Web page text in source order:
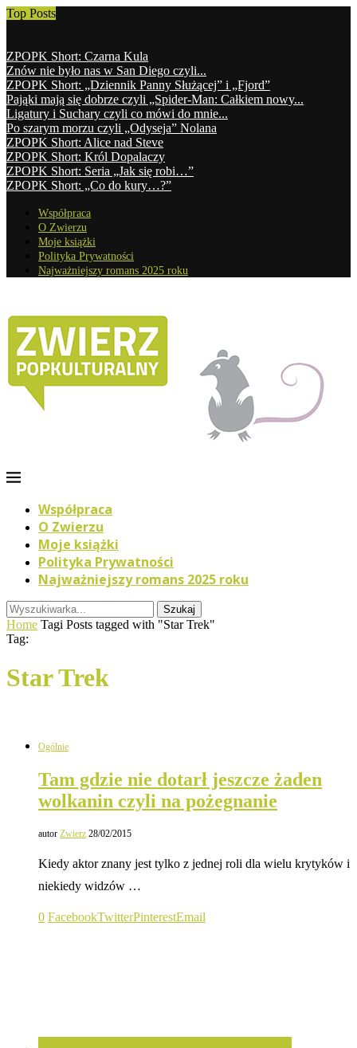
Top Posts
ZPOPK Short: Czarna Kula
Znów nie było nas w San Diego czyli...
ZPOPK Short: „Dziennik Panny Służącej” i „Fjord”
Pająki mają się dobrze czyli „Spider-Man: Całkiem nowy...
Ligatury i Suchary czyli co mówi do mnie...
Po szarym morzu czyli „Odyseja” Nolana
ZPOPK Short: Alice nad Steve
ZPOPK Short: Król Dopalaczy
ZPOPK Short: Seria „Jak się robi…”
ZPOPK Short: „Co do kury…?”
Współpraca
O Zwierzu
Moje książki
Polityka Prywatności
Najważniejszy romans 2025 roku
Współpraca
O Zwierzu
Moje książki
Polityka Prywatności
Najważniejszy romans 2025 roku
Szukaj
Home Tagi Posts tagged with "Star Trek"
Tag:
Star Trek
Ogólnie
Tam gdzie nie dotarł jeszcze żaden
wolkanin czyli na pożegnanie
autor Zwierz 28/02/2015
Kiedy aktor znany jest tylko z jednej roli dla wielu krytyków i
niekiedy widzów …
0 FacebookTwitterPinterestEmail